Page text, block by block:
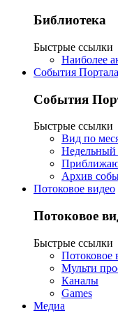
Библиотека
Быстрые ссылки
Наиболее
События Портала
События
Быстрые ссылки
Вид по
Недельный
Архив
Потоковое видео
Потоковое
Быстрые ссылки
Потоковое
Мульти
Каналы
Games
Медиа